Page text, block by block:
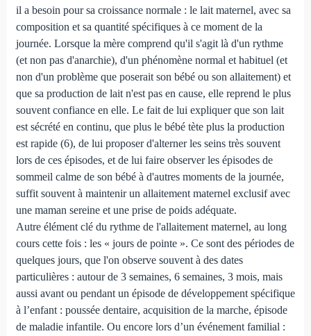
il a besoin pour sa croissance normale : le lait maternel, avec sa
composition et sa quantité spécifiques à ce moment de la
journée. Lorsque la mère comprend qu'il s'agit là d'un rythme
(et non pas d'anarchie), d'un phénomène normal et habituel (et
non d'un problème que poserait son bébé ou son allaitement) et
que sa production de lait n'est pas en cause, elle reprend le plus
souvent confiance en elle. Le fait de lui expliquer que son lait
est sécrété en continu, que plus le bébé tète plus la production
est rapide (6), de lui proposer d'alterner les seins très souvent
lors de ces épisodes, et de lui faire observer les épisodes de
sommeil calme de son bébé à d'autres moments de la journée,
suffit souvent à maintenir un allaitement maternel exclusif avec
une maman sereine et une prise de poids adéquate.
Autre élément clé du rythme de l'allaitement maternel, au long
cours cette fois : les « jours de pointe ». Ce sont des périodes de
quelques jours, que l'on observe souvent à des dates
particulières : autour de 3 semaines, 6 semaines, 3 mois, mais
aussi avant ou pendant un épisode de développement spécifique
à l’enfant : poussée dentaire, acquisition de la marche, épisode
de maladie infantile. Ou encore lors d’un événement familial :